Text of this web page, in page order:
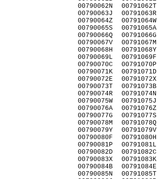
00790062N
00790063J
00790064Z
00790065S
00790066Q
00790067V
00790068H
00790069L
00790070C
00790071K
00790072E
00790073T
00790074R
00790075W
00790076A
00790077G
00790078M
00790079Y
00790080F
00790081P
00790082D
00790083X
00790084B
00790085N
00791062T
00791063R
00791064W
00791065A
00791066G
00791067M
00791068Y
00791069F
00791070P
00791071D
00791072X
00791073B
00791074N
00791075J
00791076Z
00791077S
00791078Q
00791079V
00791080H
00791081L
00791082C
00791083K
00791084E
00791085T